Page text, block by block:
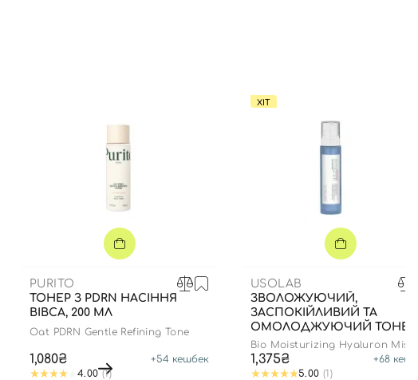
PURITO
ТОНЕР З PDRN НАСІННЯ
ВІВСА, 200 МЛ
Oat PDRN Gentle Refining Tone
1,080₴ +54 кешбек
4.00 (1)
ХІТ
USOLAB
ЗВОЛОЖУЮЧИЙ,
ЗАСПОКІЙЛИВИЙ ТА
ОМОЛОДЖУЮЧИЙ ТОНЕР
СПРЕЙ, 150 МЛ
Bio Moisturizing Hyaluron Mist
1,375₴ +68
5.00 (1)